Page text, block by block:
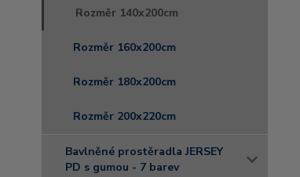
Rozměr 140x200cm
Rozměr 160x200cm
Rozměr 180x200cm
Rozměr 200x220cm
Bavlněné prostěradla JERSEY
PD s gumou - 7 barev